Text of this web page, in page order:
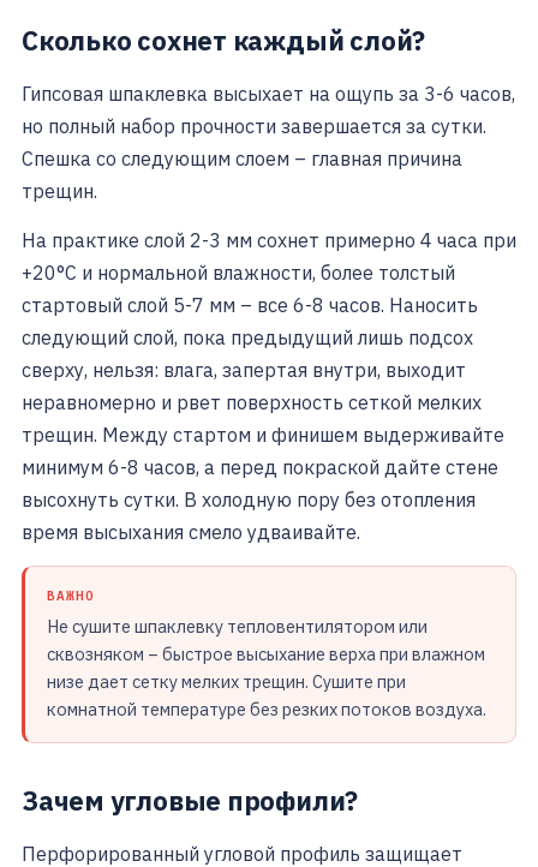
Сколько сохнет каждый слой?
Гипсовая шпаклевка высыхает на ощупь за 3-6 часов,
но полный набор прочности завершается за сутки.
Спешка со следующим слоем – главная причина
трещин.
На практике слой 2-3 мм сохнет примерно 4 часа при
+20°C и нормальной влажности, более толстый
стартовый слой 5-7 мм – все 6-8 часов. Наносить
следующий слой, пока предыдущий лишь подсох
сверху, нельзя: влага, запертая внутри, выходит
неравномерно и рвет поверхность сеткой мелких
трещин. Между стартом и финишем выдерживайте
минимум 6-8 часов, а перед покраской дайте стене
высохнуть сутки. В холодную пору без отопления
время высыхания смело удваивайте.
ВАЖНО
Не сушите шпаклевку тепловентилятором или
сквозняком – быстрое высыхание верха при влажном
низе дает сетку мелких трещин. Сушите при
комнатной температуре без резких потоков воздуха.
Зачем угловые профили?
Перфорированный угловой профиль защищает